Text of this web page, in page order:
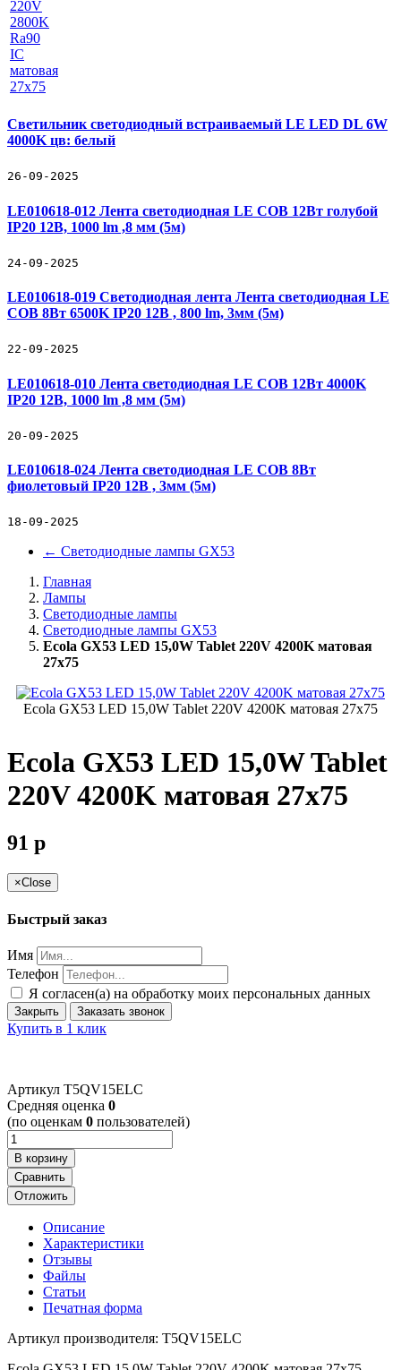
Светильник светодиодный встраиваемый LE LED DL 6W
4000K цв: белый
26-09-2025
LE010618-012 Лента светодиодная LE COB 12Вт голубой
IP20 12В, 1000 lm ,8 мм (5м)
24-09-2025
LE010618-019 Светодиодная лента Лента светодиодная LE
COB 8Вт 6500K IP20 12В , 800 lm, 3мм (5м)
22-09-2025
LE010618-010 Лента светодиодная LE COB 12Вт 4000K
IP20 12В, 1000 lm ,8 мм (5м)
20-09-2025
LE010618-024 Лента светодиодная LE COB 8Вт
фиолетовый IP20 12В , 3мм (5м)
18-09-2025
← Светодиодные лампы GX53
Главная
Лампы
Светодиодные лампы
Светодиодные лампы GX53
Ecola GX53 LED 15,0W Tablet 220V 4200K матовая
27x75
Ecola GX53 LED 15,0W Tablet 220V 4200K матовая 27x75
Ecola GX53 LED 15,0W Tablet
220V 4200K матовая 27x75
91 p
×Close
Быстрый заказ
Имя
Телефон
Я согласен(а) на обработку моих персональных данных
Закрыть Заказать звонок
Купить в 1 клик
Артикул T5QV15ELC
Cредняя оценка 0
(по оценкам 0 пользователей)
В корзину
Сравнить
Отложить
Описание
Характеристики
Отзывы
Файлы
Статьи
Печатная форма
Артикул производителя: T5QV15ELC